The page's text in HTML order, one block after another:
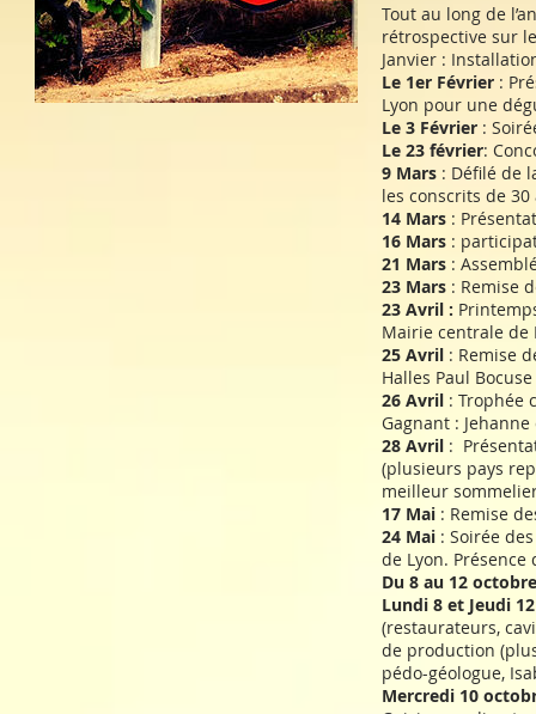
Tout au long de
rétrospective sur
Janvier :
Le 1er Février :
Lyon pour une
Le 3 Février :
Le 23 février:
9 Mars : Défilé de
les conscrits de 30
14 Mars :
16 Mars :
21 Mars :
23 Mars : Remise
23 Avril :
Mairie centrale de
25 Avril : Remise
Halles Paul
26 Avril : Trophée
Gagnant :
28 Avril :
(plusieurs pays
meilleur
17 Mai : Remise
24 Mai : Soirée
de Lyon.
Du 8 au 12 octobre
Lundi 8 et Jeudi
(restaurateurs,
de production
pédo-géologue,
Mercredi 10